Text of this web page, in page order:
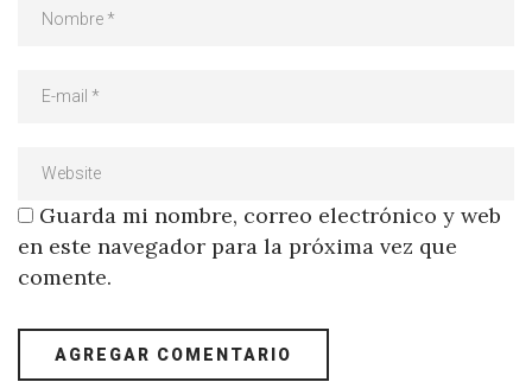
Guarda mi nombre, correo electrónico y web
en este navegador para la próxima vez que
comente.